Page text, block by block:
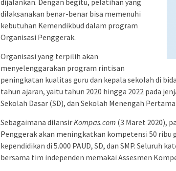
dijalankan. Dengan begitu, pelatihan yang
dilaksanakan benar-benar bisa memenuhi
kebutuhan Kemendikbud dalam program
Organisasi Penggerak.
Organisasi yang terpilih akan
menyelenggarakan program rintisan
peningkatan kualitas guru dan kepala sekolah di
tahun ajaran, yaitu tahun 2020 hingga 2022 pada
Sekolah Dasar (SD), dan Sekolah Menengah Pertama
Sebagaimana dilansirKompas.com (3 Maret 2020),
Penggerak akan meningkatkan kompetensi 50 ribu
kependidikan di 5.000 PAUD, SD, dan SMP. Seluruh
bersama tim independen memakai Assesmen